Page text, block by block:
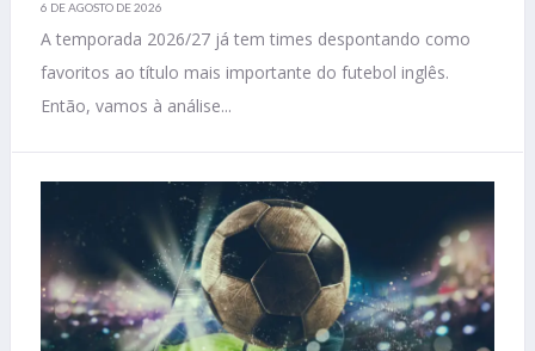
6 DE AGOSTO DE 2026
A temporada 2026/27 já tem times despontando como
favoritos ao título mais importante do futebol inglês.
Então, vamos à análise...